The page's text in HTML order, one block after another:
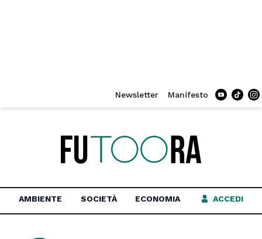
Newsletter Manifesto
Tiktok
AMBIENTE SOCIETÀ ECONOMIA ACCEDI